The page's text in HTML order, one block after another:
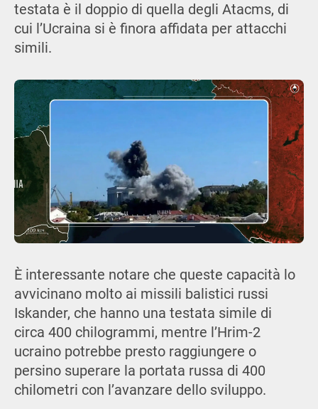
testata è il doppio di quella degli Atacms, di
cui l’Ucraina si è finora affidata per attacchi
simili.
È interessante notare che queste capacità lo
avvicinano molto ai missili balistici russi
Iskander, che hanno una testata simile di
circa 400 chilogrammi, mentre l’Hrim-2
ucraino potrebbe presto raggiungere o
persino superare la portata russa di 400
chilometri con l’avanzare dello sviluppo.